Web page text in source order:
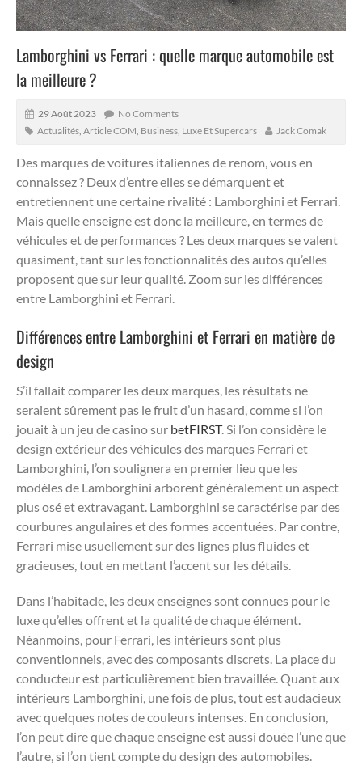
Lamborghini vs Ferrari : quelle marque automobile est
la meilleure ?
29 Août 2023
No Comments
Actualités Article COM Business Luxe Et Supercars Jack Comak
Des marques de voitures italiennes de renom, vous en
connaissez ? Deux d’entre elles se démarquent et
entretiennent une certaine rivalité : Lamborghini et Ferrari.
Mais quelle enseigne est donc la meilleure, en termes de
véhicules et de performances ? Les deux marques se valent
quasiment, tant sur les fonctionnalités des autos qu’elles
proposent que sur leur qualité. Zoom sur les différences
entre Lamborghini et Ferrari.
Différences entre Lamborghini et Ferrari en matière de
design
S’il fallait comparer les deux marques, les résultats ne
seraient sûrement pas le fruit d’un hasard, comme si l’on
jouait à un jeu de casino sur betFIRST. Si l’on considère le
design extérieur des véhicules des marques Ferrari et
Lamborghini, l’on soulignera en premier lieu que les
modèles de Lamborghini arborent généralement un aspect
plus osé et extravagant. Lamborghini se caractérise par des
courbures angulaires et des formes accentuées. Par contre,
Ferrari mise usuellement sur des lignes plus fluides et
gracieuses, tout en mettant l’accent sur les détails.
Dans l’habitacle, les deux enseignes sont connues pour le
luxe qu’elles offrent et la qualité de chaque élément.
Néanmoins, pour Ferrari, les intérieurs sont plus
conventionnels, avec des composants discrets. La place du
conducteur est particulièrement bien travaillée. Quant aux
intérieurs Lamborghini, une fois de plus, tout est audacieux
avec quelques notes de couleurs intenses. En conclusion,
l’on peut dire que chaque enseigne est aussi douée l’une que
l’autre, si l’on tient compte du design des automobiles.